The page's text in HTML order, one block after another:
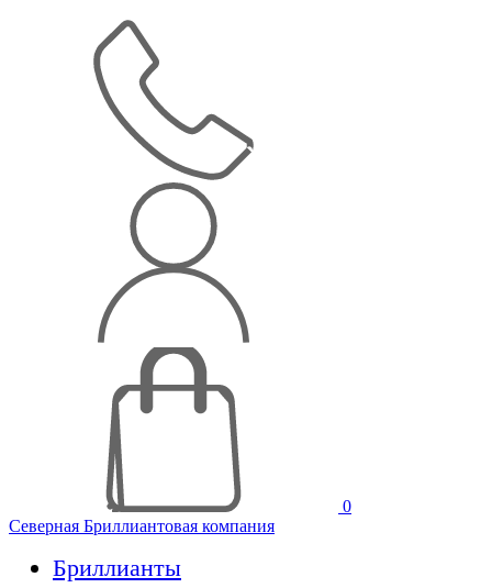
0
Северная Бриллиантовая компания
Бриллианты